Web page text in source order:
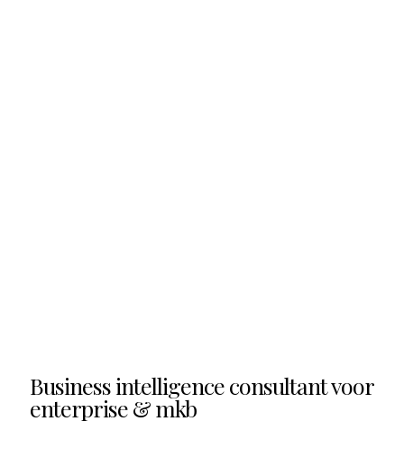
Business intelligence consultant voor
enterprise & mkb